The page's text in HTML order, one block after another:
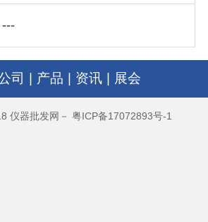
---
司 产品 资讯 展会
仪器批发网－ 粤ICP备17072893号-1